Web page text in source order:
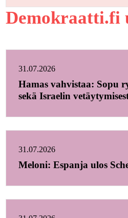
Demokraatti.fi
31.07.2026
Hamas vahvistaa: Sopu
sekä Israelin
31.07.2026
Meloni: Espanja ulos